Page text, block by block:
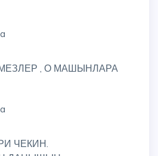
, О МАШЫНЛАРА
ЧЕКИН.